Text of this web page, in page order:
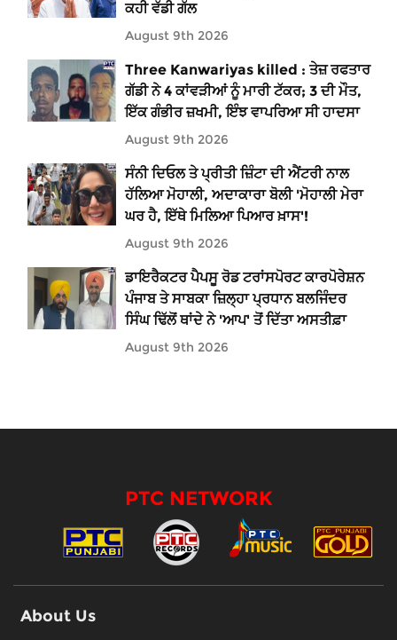
ਕਹੀ ਵੱਡੀ ਗੱਲ
August 9th 2026
Three Kanwariyas killed : ਤੇਜ਼ ਰਫਤਾਰ
ਗੱਡੀ ਨੇ 4 ਕਾਂਵੜੀਆਂ ਨੂੰ ਮਾਰੀ ਟੱਕਰ; 3 ਦੀ ਮੌਤ,
ਇੱਕ ਗੰਭੀਰ ਜ਼ਖਮੀ, ਇੰਝ ਵਾਪਰਿਆ ਸੀ ਹਾਦਸਾ
August 9th 2026
ਸੰਨੀ ਦਿਓਲ ਤੇ ਪ੍ਰੀਤੀ ਜ਼ਿੰਟਾ ਦੀ ਐਂਟਰੀ ਨਾਲ
ਹੱਲਿਆ ਮੋਹਾਲੀ, ਅਦਾਕਾਰਾ ਬੋਲੀ 'ਮੋਹਾਲੀ ਮੇਰਾ
ਘਰ ਹੈ, ਇੱਥੇ ਮਿਲਿਆ ਪਿਆਰ ਖ਼ਾਸ'!
August 9th 2026
ਡਾਇਰੈਕਟਰ ਪੈਪਸੂ ਰੋਡ ਟਰਾਂਸਪੋਰਟ ਕਾਰਪੋਰੇਸ਼ਨ
ਪੰਜਾਬ ਤੇ ਸਾਬਕਾ ਜ਼ਿਲ੍ਹਾ ਪ੍ਰਧਾਨ ਬਲਜਿੰਦਰ
ਸਿੰਘ ਢਿੱਲੋਂ ਥਾਂਦੇ ਨੇ 'ਆਪ' ਤੋਂ ਦਿੱਤਾ ਅਸਤੀਫ਼ਾ
August 9th 2026
PTC NETWORK
About Us